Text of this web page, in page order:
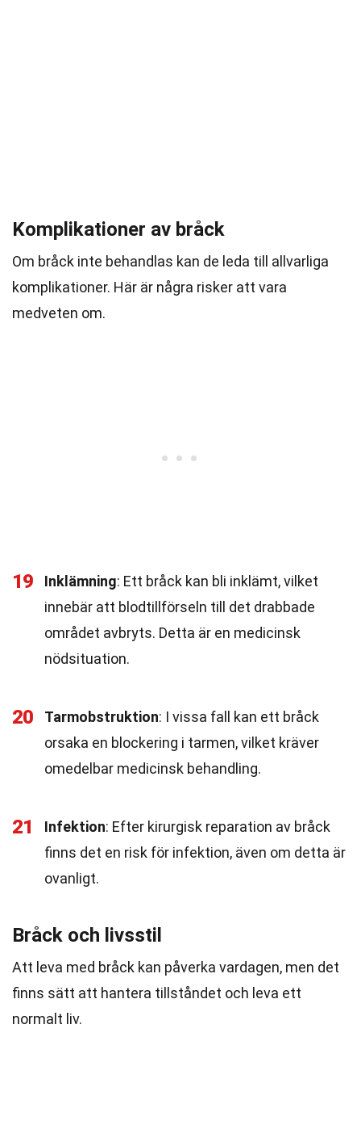
Komplikationer av bråck
Om bråck inte behandlas kan de leda till allvarliga
komplikationer. Här är några risker att vara
medveten om.
19 Inklämning: Ett bråck kan bli inklämt, vilket
innebär att blodtillförseln till det drabbade
området avbryts. Detta är en medicinsk
nödsituation.
20 Tarmobstruktion: I vissa fall kan ett bråck
orsaka en blockering i tarmen, vilket kräver
omedelbar medicinsk behandling.
21 Infektion: Efter kirurgisk reparation av bråck
finns det en risk för infektion, även om detta är
ovanligt.
Bråck och livsstil
Att leva med bråck kan påverka vardagen, men det
finns sätt att hantera tillståndet och leva ett
normalt liv.